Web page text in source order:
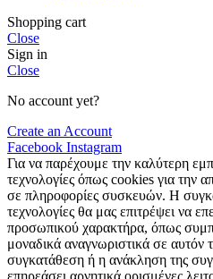
Shopping cart
Close
Sign in
Close
No account yet?
Create an Account
Facebook Instagram
Για να παρέχουμε την καλύτερη
τεχνολογίες όπως cookies για την
σε πληροφορίες συσκευών. Η
τεχνολογίες θα μας επιτρέψει να
προσωπικού χαρακτήρα, όπως
μοναδικά αναγνωριστικά σε αυτόν
συγκατάθεση ή η ανάκληση της
επηρεάσει αρνητικά ορισμένες